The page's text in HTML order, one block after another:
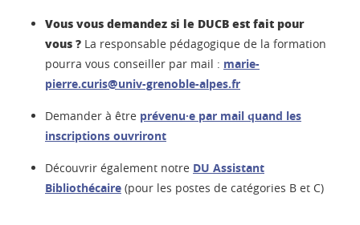
Vous vous demandez si le DUCB est fait pour
vous ? La responsable pédagogique de la formation
pourra vous conseiller par mail : marie-
pierre.curis@univ-grenoble-alpes.fr
Demander à être prévenu·e par mail quand les
inscriptions ouvriront
Découvrir également notre DU Assistant
Bibliothécaire (pour les postes de catégories B et C)